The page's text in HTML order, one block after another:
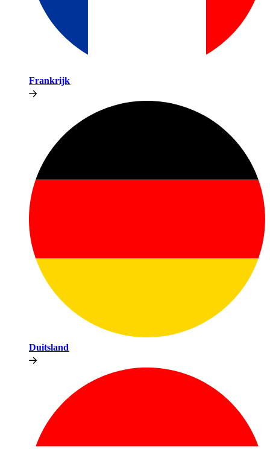
Frankrijk​​
Duitsland​​